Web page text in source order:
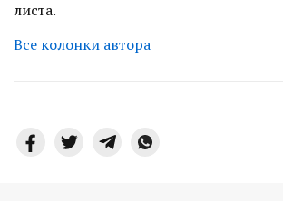
листа.
Все колонки автора